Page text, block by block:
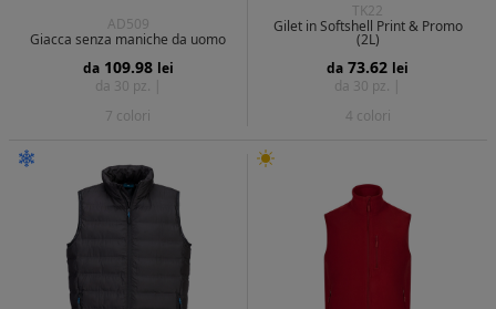
AD509
Giacca senza maniche da uomo
da 109.98 lei
da 30 pz. |
7 colori
TK22
Gilet in Softshell Print & Promo
(2L)
da 73.62 lei
da 30 pz. |
4 colori